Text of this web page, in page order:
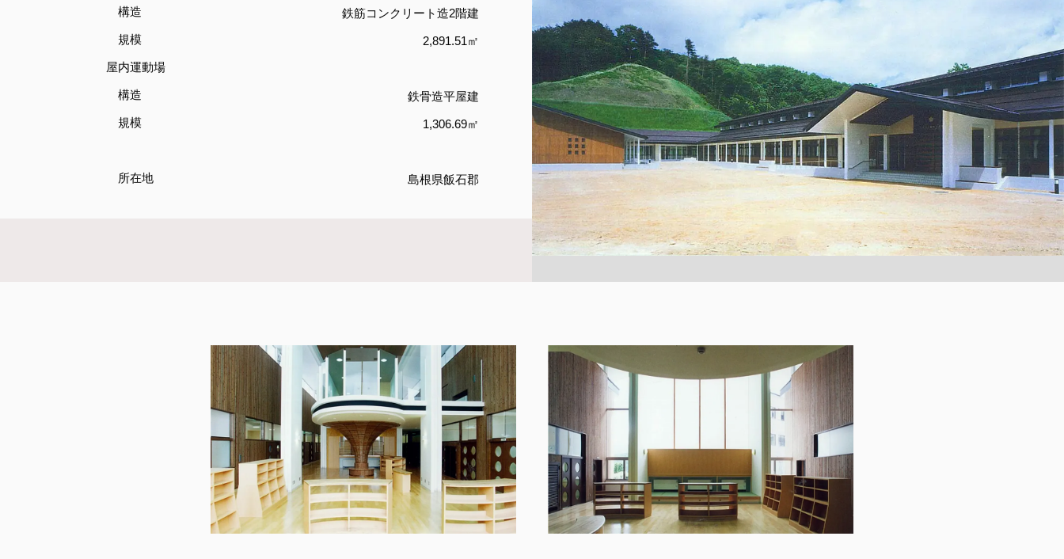
構造
鉄筋コンクリート造2階建
規模
2,891.51㎡
屋内運動場
構造
鉄骨造平屋建
規模
1,306.69㎡
所在地 島根県飯石郡